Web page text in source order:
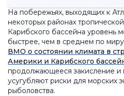
На побережьях, выходящих к
некоторых районах
Карибского бассейна уровень
быстрее, чем в среднем по
ВМО о состоянии климата в
Америки и Карибского
продолжающееся закисление и
усугубляют риски для морских
рыболовства.